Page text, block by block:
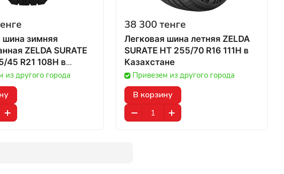
шина зимняя
ZELDA SURATE
R21 108H в
из другого города
38 300 тенге
Легковая шина летняя ZELDA
SURATE HT 255/70 R16 111H в
Казахстане
Привезем из другого города
В корзину